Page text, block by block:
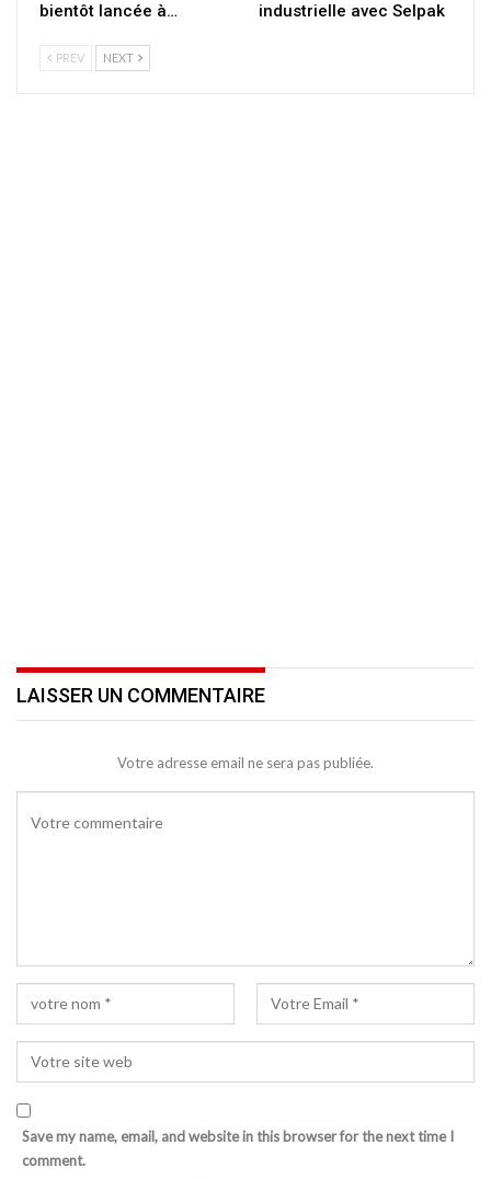
bientôt lancée à…
industrielle avec Selpak
PREV NEXT
LAISSER UN COMMENTAIRE
Votre adresse email ne sera pas publiée.
Save my name, email, and website in this browser for the next time I
comment.